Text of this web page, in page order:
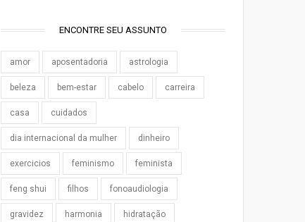
ENCONTRE SEU ASSUNTO
amor aposentadoria astrologia
beleza bem-estar cabelo carreira
casa cuidados
dia internacional da mulher dinheiro
exercicios feminismo feminista
feng shui filhos fonoaudiologia
gravidez harmonia hidratação